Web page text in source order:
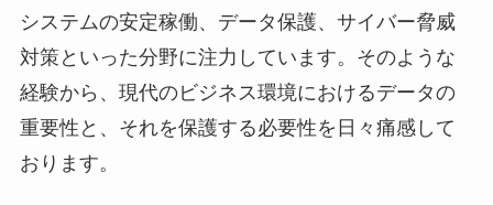
システムの安定稼働、データ保護、サイバー脅威
対策といった分野に注力しています。そのような
経験から、現代のビジネス環境におけるデータの
重要性と、それを保護する必要性を日々痛感して
おります。